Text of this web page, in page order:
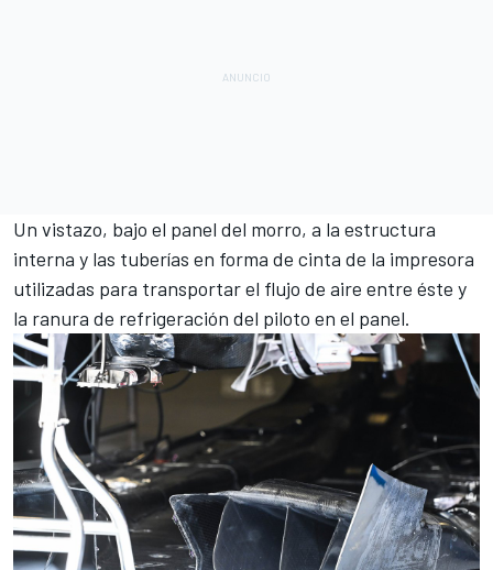
Un vistazo, bajo el panel del morro, a la estructura
interna y las tuberías en forma de cinta de la impresora
utilizadas para transportar el flujo de aire entre éste y
la ranura de refrigeración del piloto en el panel.